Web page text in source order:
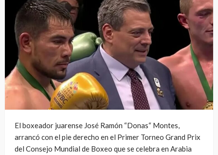
El boxeador juarense José Ramón “Donas“ Montes,
arrancó con el pie derecho en el Primer Torneo Grand Prix
del Consejo Mundial de Boxeo que se celebra en Arabia